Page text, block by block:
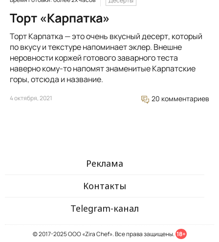
Торт «Карпатка»
Торт Карпатка — это очень вкусный десерт, который
по вкусу и текстуре напоминает эклер. Внешне
неровности коржей готового заварного теста
наверно кому-то напомят знаменитые Карпатские
горы, отсюда и название.
4 октября, 2021 20 комментариев
Реклама
Контакты
Telegram-канал
© 2017-2025 ООО «Zira Chef». Все права защищены. 18+